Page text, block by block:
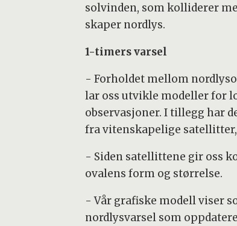
solvinden, som kolliderer
skaper nordlys.
1-timers varsel
- Forholdet mellom
lar oss utvikle modeller for
observasjoner. I tillegg har
fra vitenskapelige
- Siden satellittene gir oss
ovalens form og størrelse.
- Vår grafiske modell viser
nordlysvarsel som